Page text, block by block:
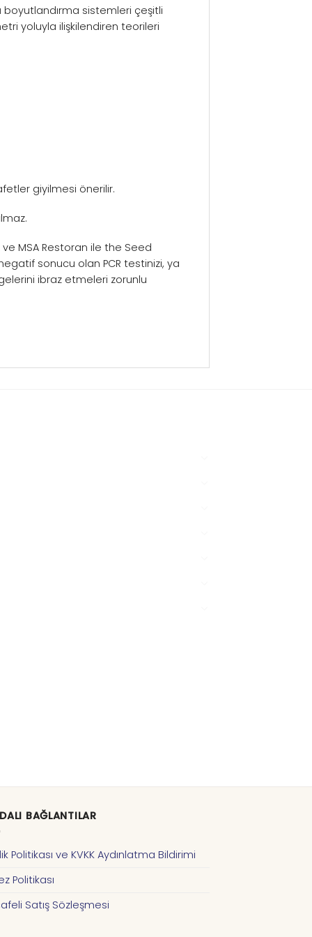
boyutlandırma sistemleri çeşitli
yoluyla ilişkilendiren teorileri
giyilmesi önerilir.
ve MSA Restoran ile the Seed
sonucu olan PCR testinizi, ya
ibraz etmeleri zorunlu
BAĞLANTILAR
Politikası ve KVKK Aydınlatma Bildirimi
Politikası
Satış Sözleşmesi